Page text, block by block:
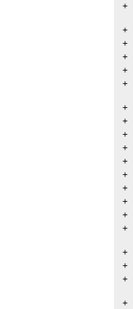
+
+
+
+
+
+
+
+
+
+
+
+
+
+
+
+
+
+
+
+